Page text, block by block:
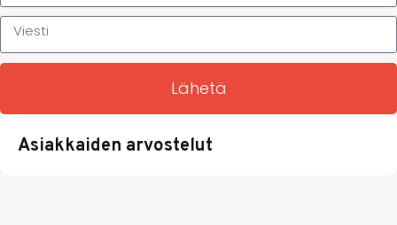
Lähetä
Asiakkaiden arvostelut